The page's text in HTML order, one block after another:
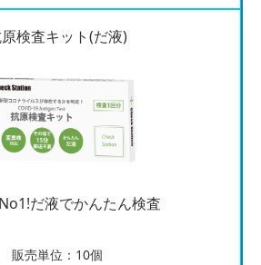
検査キット(だ液)
だ液でかんたん検査
販売単位：10個